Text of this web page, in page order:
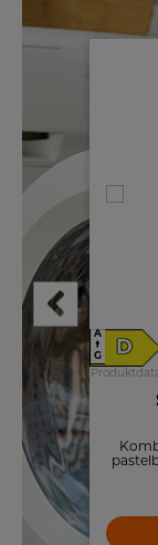
A
↑
G
D